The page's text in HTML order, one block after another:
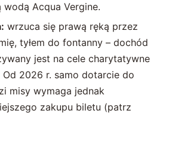
wodą Acqua Vergine.
wrzuca się prawą ręką przez
tyłem do fontanny – dochód
jest na cele charytatywne
Od 2026 r. samo dotarcie do
misy wymaga jednak
zakupu biletu (patrz